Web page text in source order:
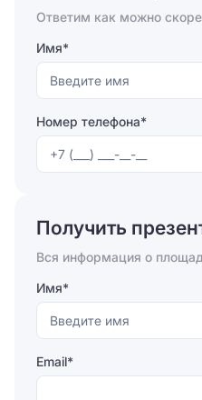
Ответим как можно
Имя*
Номер телефона*
Получить
Вся информация о
Имя*
Email*